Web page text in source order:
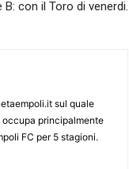
con il Toro di venerdi.
sul quale
principalmente
FC per 5 stagioni.